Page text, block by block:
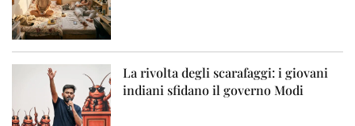
La rivolta degli scarafaggi: i giovani
indiani sfidano il governo Modi